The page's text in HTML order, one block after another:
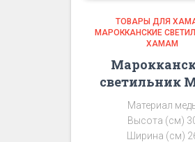
ТОВАРЫ ДЛЯ
МАРОККАНСКИЕ
ХАМАМ
светильник
Материал
Высота (см)
Ширина (см)